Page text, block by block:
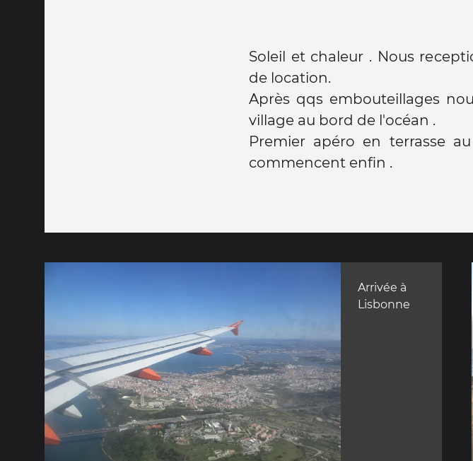
Soleil et chaleur . Nous
de location.
Après qqs embouteillages
village au bord de l'océan .
Premier apéro en terrasse
commencent enfin .
Arrivée à
Lisbonne